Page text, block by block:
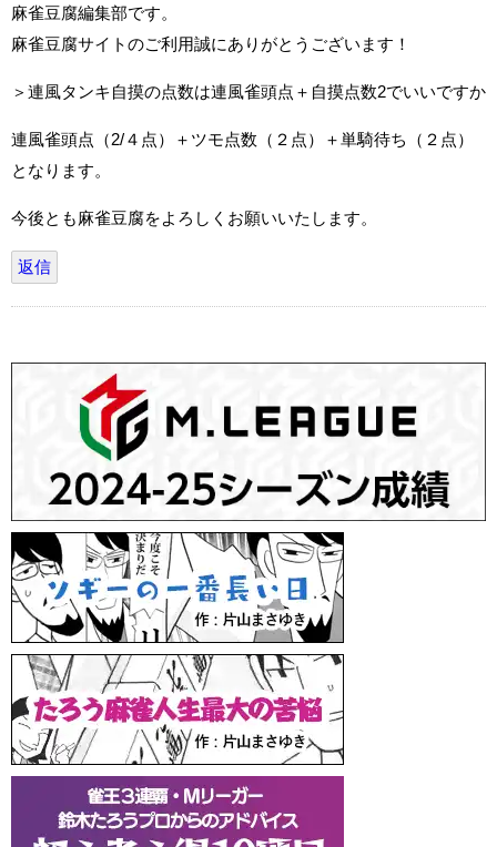
麻雀豆腐編集部です。
麻雀豆腐サイトのご利用誠にありがとうございます！
＞連風タンキ自摸の点数は連風雀頭点＋自摸点数2でいいですか
連風雀頭点（2/４点）＋ツモ点数（２点）＋単騎待ち（２点）
となります。
今後とも麻雀豆腐をよろしくお願いいたします。
返信